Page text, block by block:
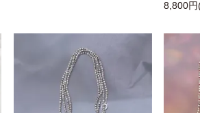
8,800